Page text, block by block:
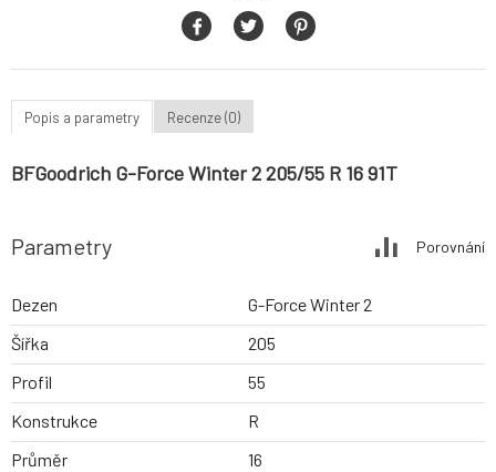
Popis a parametry Recenze (0)
BFGoodrich G-Force Winter 2 205/55 R 16 91T
Parametry Porovnání
Dezen
G-Force Winter 2
Šířka
205
Profil
55
Konstrukce
R
Průměr
16